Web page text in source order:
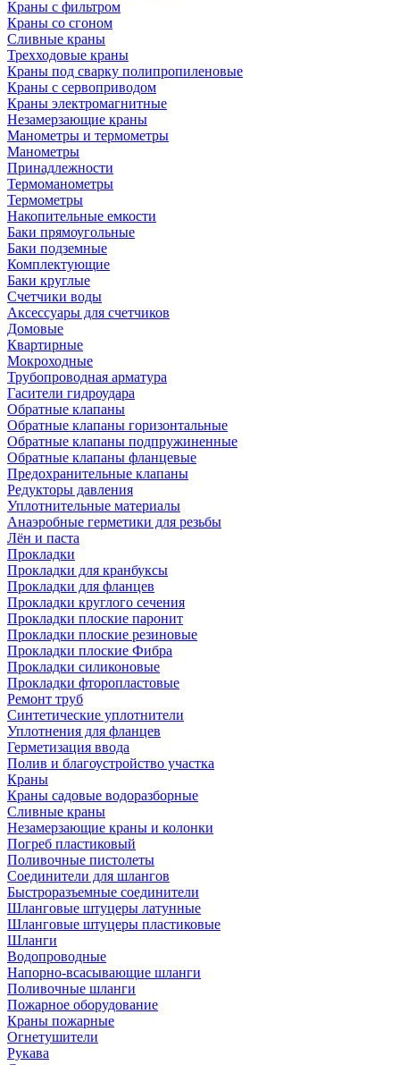
Краны с фильтром
Краны со сгоном
Сливные краны
Трехходовые краны
Краны под сварку полипропиленовые
Краны с сервоприводом
Краны электромагнитные
Незамерзающие краны
Манометры и термометры
Манометры
Принадлежности
Термоманометры
Термометры
Накопительные емкости
Баки прямоугольные
Баки подземные
Комплектующие
Баки круглые
Счетчики воды
Аксессуары для счетчиков
Домовые
Квартирные
Мокроходные
Трубопроводная арматура
Гасители гидроудара
Обратные клапаны
Обратные клапаны горизонтальные
Обратные клапаны подпружиненные
Обратные клапаны фланцевые
Предохранительные клапаны
Редукторы давления
Уплотнительные материалы
Анаэробные герметики для резьбы
Лён и паста
Прокладки
Прокладки для кранбуксы
Прокладки для фланцев
Прокладки круглого сечения
Прокладки плоские паронит
Прокладки плоские резиновые
Прокладки плоские Фибра
Прокладки силиконовые
Прокладки фторопластовые
Ремонт труб
Синтетические уплотнители
Уплотнения для фланцев
Герметизация ввода
Полив и благоустройство участка
Краны
Краны садовые водоразборные
Сливные краны
Незамерзающие краны и колонки
Погреб пластиковый
Поливочные пистолеты
Соединители для шлангов
Быстроразъемные соединители
Шланговые штуцеры латунные
Шланговые штуцеры пластиковые
Шланги
Водопроводные
Напорно-всасывающие шланги
Поливочные шланги
Пожарное оборудование
Краны пожарные
Огнетушители
Рукава